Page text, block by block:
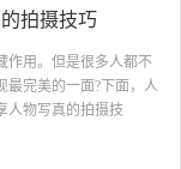
拍摄技巧
用。但是很多人都不
最完美的一面?下面，人
物写真的拍摄技
是没有光。模特出身